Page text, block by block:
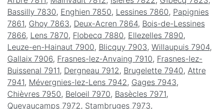
Bassilly 7830, Enghien 7850, Lessines 7860, Papignies
7861, Ghoy 7863, Deux-Acren 7864, Bois-de-Lessines
7866, Lens 7870, Flobecq 7880, Ellezelles 7890,
Leuze-en-Hainaut 7900, Blicquy 7903, Willaupuis 7904,
Gallaix 7906, Frasnes-lez-Anvaing 7910, Frasnes-lez-
Buissenal 7911, Dergneau 7912 , Brugelette 7940, Attre
7941, Mévergnies-lez-Lens 7942 , Gages 7943,
Chièvres 7950, Beloeil 7970, Basècles 7971,
Quevaucamps 7972 , Stambruges 7973,